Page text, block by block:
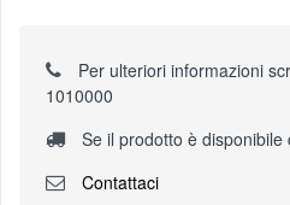
Per ulteriori informazioni
1010000
Se il prodotto è
Contattaci